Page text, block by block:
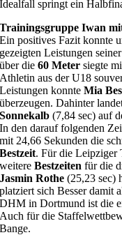
Idealfall springt ein
Trainingsgruppe Iwan
Ein positives Fazit konnte
gezeigten Leistungen
über die60 Meter siegte
Athletin aus der U18
Leistungen konnteMia
überzeugen. Dahinter
Sonnekalb (7,84 sec) auf
In den darauf folgenden
mit 24,66 Sekunden die
Bestzeit. Für die Leipziger
weitereBestzeiten für die
Jasmin Rothe (25,23 sec)
platziert sich Besser damit
DHM in Dortmund ist die
Auch für die
Bange.